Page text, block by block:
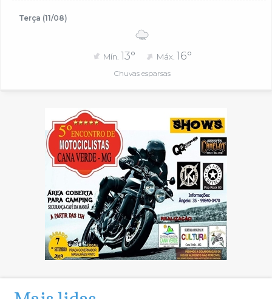
Terça (11/08)
Mín. 13° Máx. 16°
Chuvas esparsas